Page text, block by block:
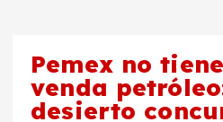
Pemex no
venda
desierto